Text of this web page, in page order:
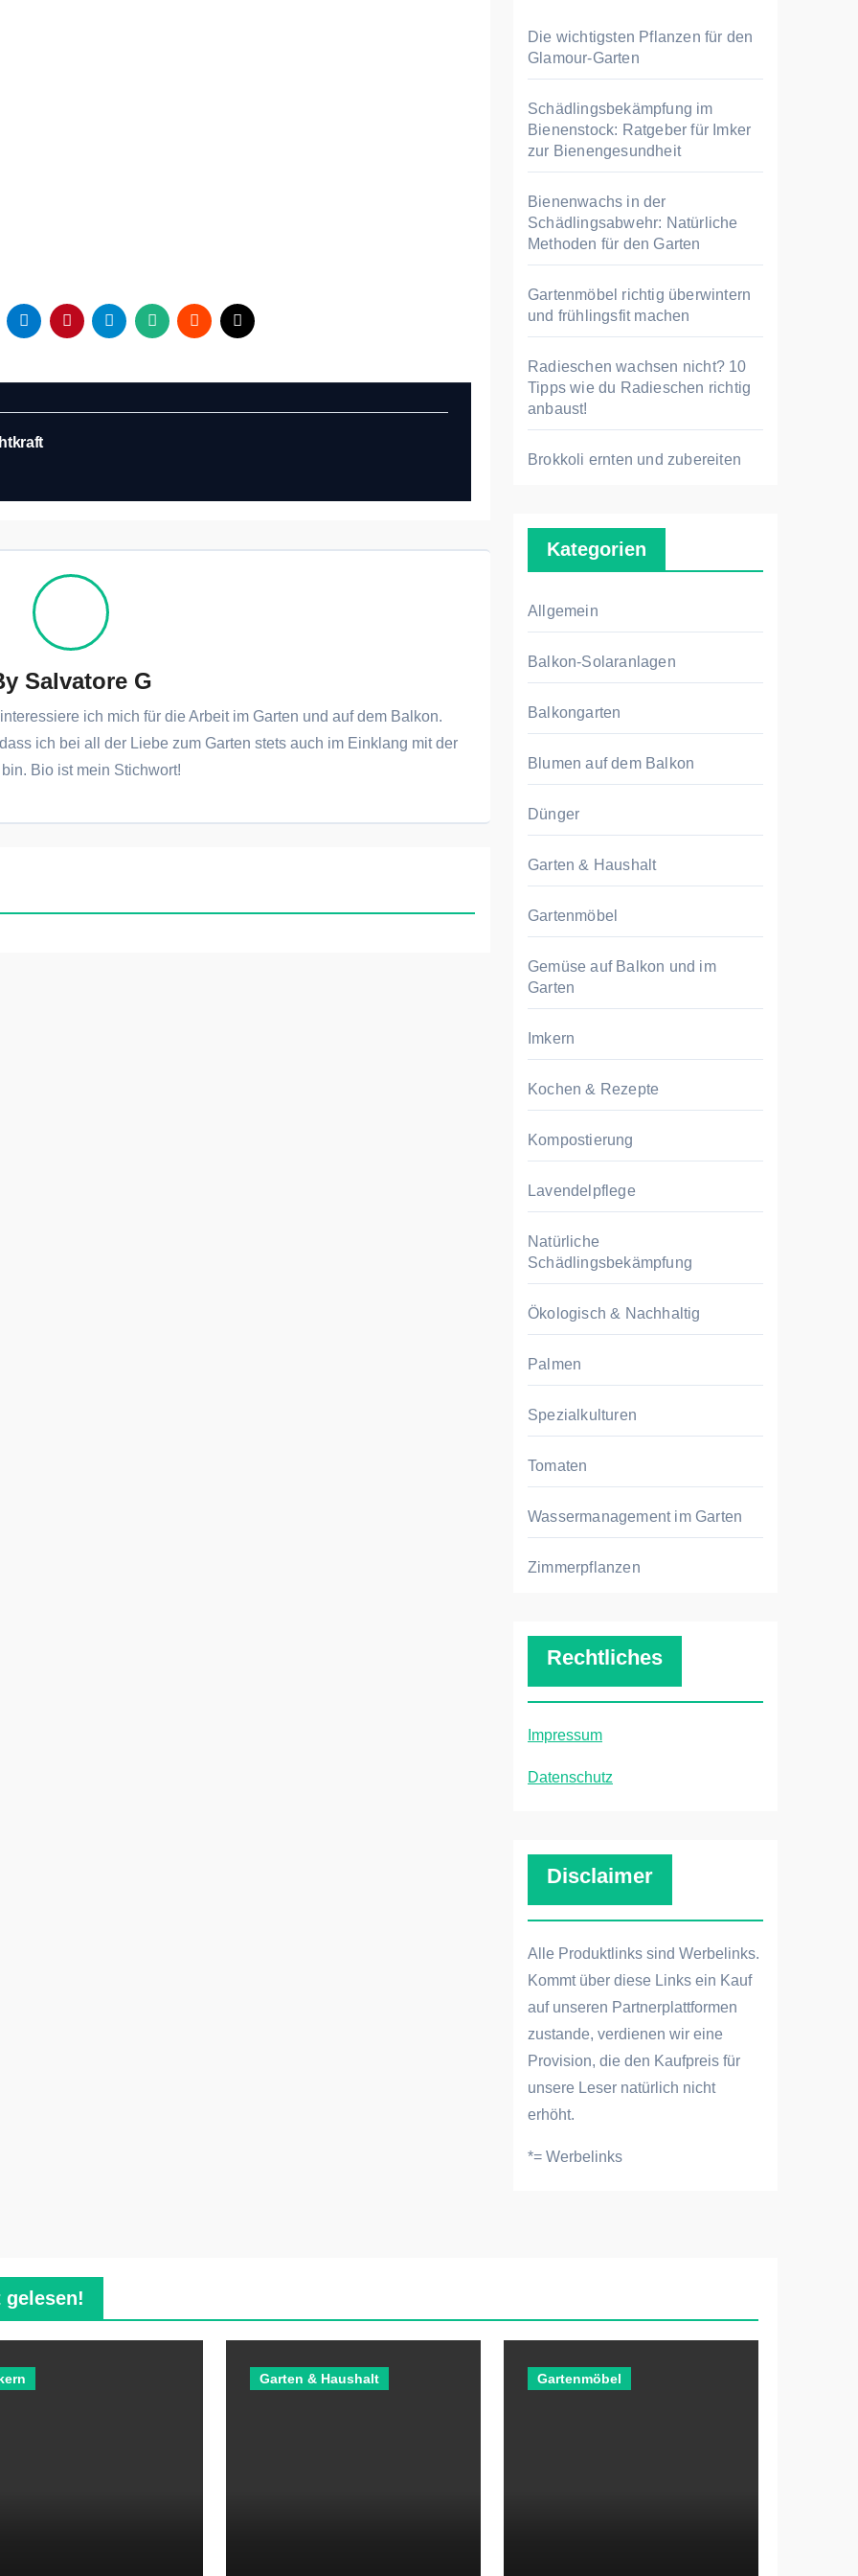
Salvatore G
ich mich für die Arbeit im Garten und auf dem Balkon.
ich bei all der Liebe zum Garten stets auch im Einklang mit der
bin. Bio ist mein Stichwort!
n
a
c
h
:
Die wichtigsten Pflanzen für den
Glamour-Garten
Schädlingsbekämpfung im
Bienenstock: Ratgeber für Imker
zur Bienengesundheit
Bienenwachs in der
Schädlingsabwehr: Natürliche
Methoden für den Garten
Gartenmöbel richtig überwintern
und frühlingsfit machen
Radieschen wachsen nicht? 10
Tipps wie du Radieschen richtig
anbaust!
Brokkoli ernten und zubereiten
Kategorien
Allgemein
Balkon-Solaranlagen
Balkongarten
Blumen auf dem Balkon
Dünger
Garten & Haushalt
Gartenmöbel
Gemüse auf Balkon und im
Garten
Imkern
Kochen & Rezepte
Kompostierung
Lavendelpflege
Natürliche
Schädlingsbekämpfung
Ökologisch & Nachhaltig
Palmen
Spezialkulturen
Tomaten
Wassermanagement im Garten
Zimmerpflanzen
Rechtliches
Impressum
Datenschutz
Disclaimer
Alle Produktlinks sind Werbelinks.
Kommt über diese Links ein Kauf
auf unseren Partnerplattformen
zustande, verdienen wir eine
Provision, die den Kaufpreis für
unsere Leser natürlich nicht
erhöht.
*= Werbelinks
Garten & Haushalt Gartenmöbel